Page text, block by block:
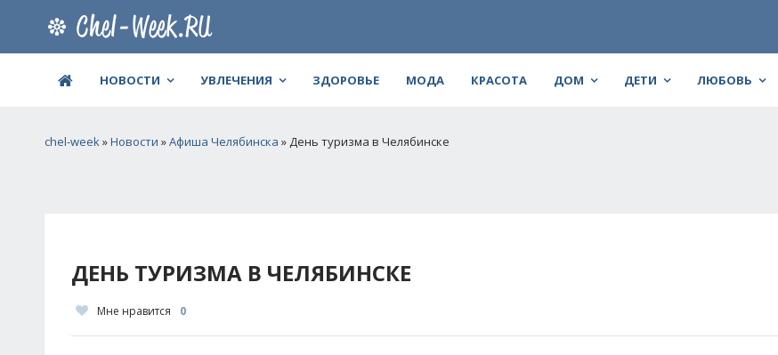
НОВОСТИ УВЛЕЧЕНИЯ ЗДОРОВЬЕ МОДА КРАСОТА ДОМ ДЕТИ ЛЮБОВЬ
chel-week»Новости »Афиша Челябинска » День туризма в Челябинске
ДЕНЬ ТУРИЗМА В ЧЕЛЯБИНСКЕ
Мне нравится 0